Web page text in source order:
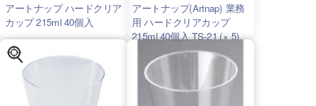
アートナップ ハードクリア
カップ 215ml 40個入
アートナップ(Artnap) 業務
用 ハードクリアカップ
215ml 40個入 TS-21 (× 5)